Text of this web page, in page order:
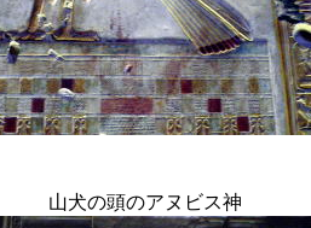
山犬の頭のアヌビス神